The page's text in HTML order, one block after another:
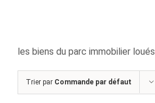
les biens du parc immobilier loués
Trier par Commande par défaut